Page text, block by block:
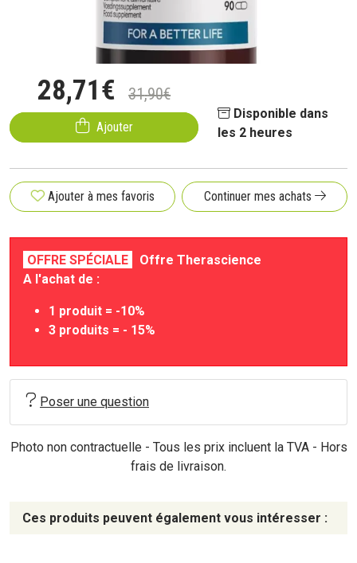
28,71€ 31,90€
Ajouter
Disponible dans
les 2 heures
Ajouter à mes favoris Continuer mes achats
OFFRE SPÉCIALE
Offre Therascience
A l'achat de :
1 produit = -10%
3 produits = - 15%
Poser une question
Photo non contractuelle - Tous les prix incluent la TVA - Hors
frais de livraison.
Ces produits peuvent également vous intéresser :